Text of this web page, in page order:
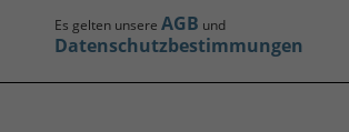
Es gelten unsere AGB und
Datenschutzbestimmungen